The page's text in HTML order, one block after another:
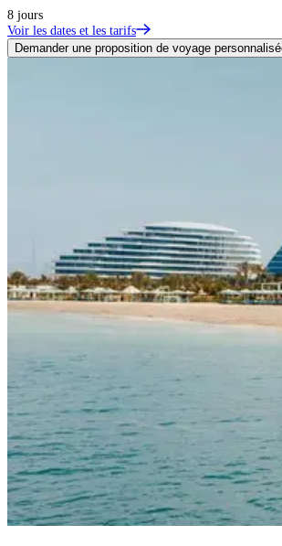
8 jours
Voir les dates et les tarifs
Demander une proposition de voyage